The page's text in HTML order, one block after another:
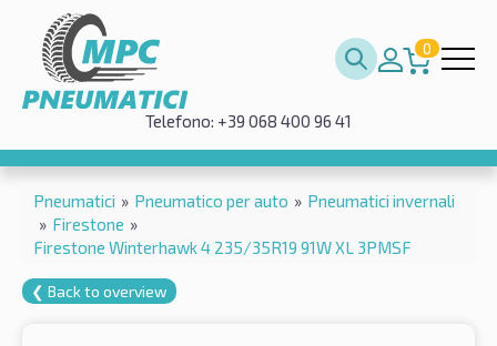
0
Telefono: +39 068 400 96 41
Pneumatici » Pneumatico per auto » Pneumatici invernali
» Firestone »
Firestone Winterhawk 4 235/35R19 91W XL 3PMSF
❮ Back to overview